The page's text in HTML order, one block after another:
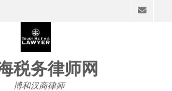
税务律师网
博和汉商律师